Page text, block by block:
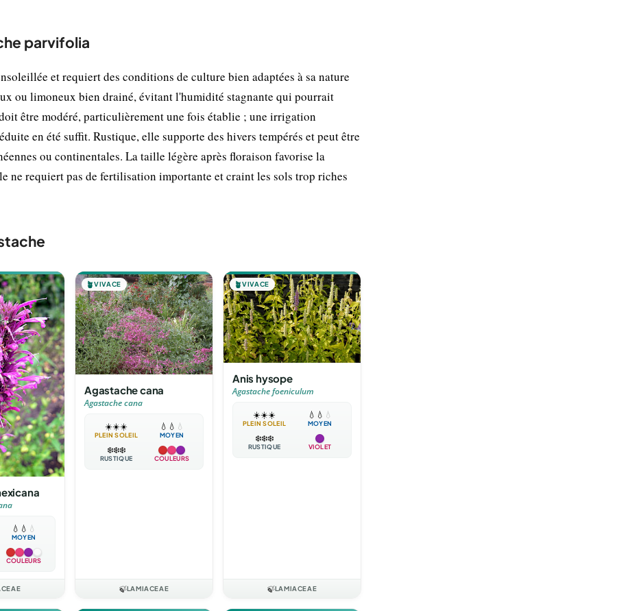
parvifolia
et requiert des conditions de culture bien adaptées à sa nature
ou limoneux bien drainé, évitant l'humidité stagnante qui pourrait
être modéré, particulièrement une fois établie ; une irrigation
en été suffit. Rustique, elle supporte des hivers tempérés et peut être
ou continentales. La taille légère après floraison favorise la
ne requiert pas de fertilisation importante et craint les sols trop riches
💧 💧 💧
MOYEN
COULEURS
🪴VIVACE
Agastache cana
Agastache cana
☀️☀️☀️
PLEIN SOLEIL
💧 💧 💧
MOYEN
❄️❄️❄️
RUSTIQUE COULEURS
🍃LAMIACEAE
🪴VIVACE
Anis hysope
Agastache foeniculum
☀️☀️☀️
PLEIN SOLEIL
💧 💧 💧
MOYEN
❄️❄️❄️
RUSTIQUE VIOLET
🍃LAMIACEAE